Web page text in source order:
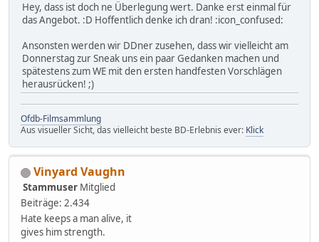
Hey, dass ist doch ne Überlegung wert. Danke erst einmal für
das Angebot. :D Hoffentlich denke ich dran! :icon_confused:
Ansonsten werden wir DDner zusehen, dass wir vielleicht am
Donnerstag zur Sneak uns ein paar Gedanken machen und
spätestens zum WE mit den ersten handfesten Vorschlägen
herausrücken! ;)
Ofdb-Filmsammlung
Aus visueller Sicht, das vielleicht beste BD-Erlebnis ever: Klick
Vinyard Vaughn
Stammuser Mitglied
Beiträge: 2.434
Hate keeps a man alive, it
gives him strength.